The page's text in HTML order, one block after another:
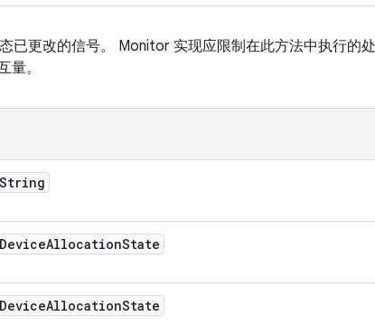
已更改的信号。 Monitor 实现应限制在此方法中执行的
量。
String
DeviceAllocationState
DeviceAllocationState